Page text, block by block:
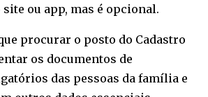
ou app, mas é opcional.
procurar o posto do Cadastro
os documentos de
das pessoas da família e